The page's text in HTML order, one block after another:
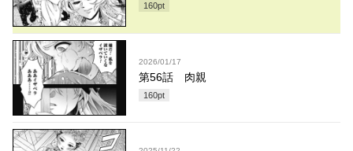
160pt
2026/01/17
第56話 肉親
160pt